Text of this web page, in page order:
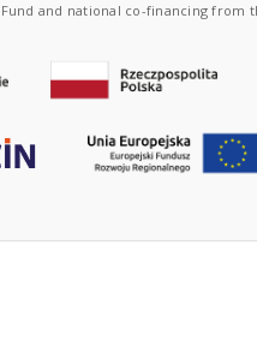
and national co-financing from